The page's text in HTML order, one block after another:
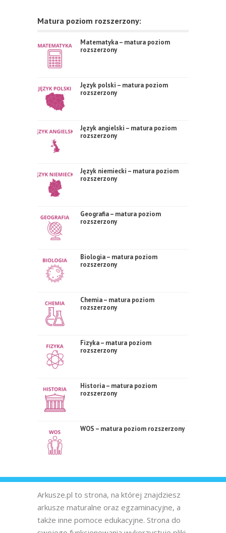
Matura poziom rozszerzony:
Matematyka – matura poziom
rozszerzony
Język polski – matura poziom
rozszerzony
Język angielski – matura poziom
rozszerzony
Język niemiecki – matura poziom
rozszerzony
Geografia – matura poziom
rozszerzony
Biologia – matura poziom
rozszerzony
Chemia – matura poziom
rozszerzony
Fizyka – matura poziom
rozszerzony
Historia – matura poziom
rozszerzony
WOS – matura poziom rozszerzony
Arkusze.pl to strona, na której znajdziesz
arkusze maturalne oraz egzaminacyjne, a
także inne pomoce edukacyjne. Strona do